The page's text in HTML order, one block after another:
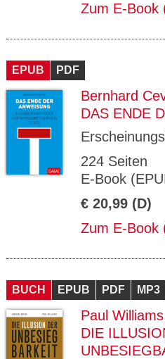
Zum E-Book
EPUB PDF
Bernhard
DAS ENDE
224 Seiten
E-Book
€ 20,99 (D)
Zum E-Book
BUCH EPUB PDF MP3
Paul Williams
DIE